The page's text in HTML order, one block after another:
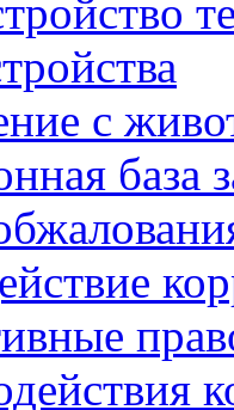
с
база